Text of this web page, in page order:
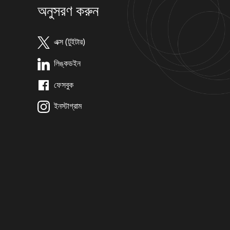
অনুসরণ করুন
এক্স (টুইটার)
লিঙ্কডইন
ফেসবুক
ইনস্টাগ্রাম